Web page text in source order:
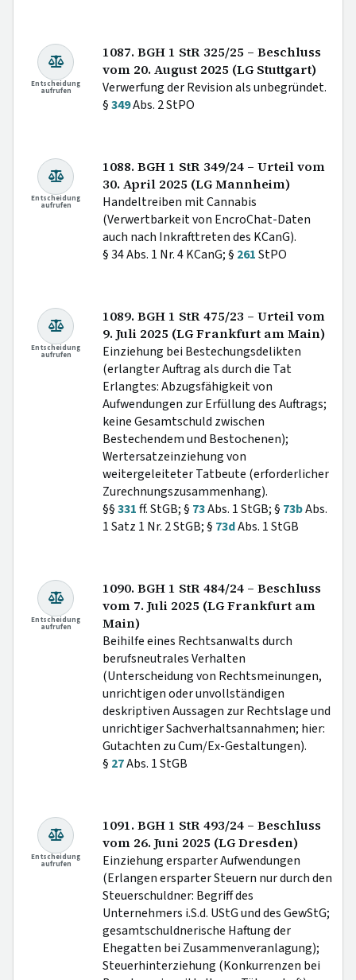
Entscheidung
aufrufen
1087. BGH 1 StR 325/25 – Beschluss
vom 20. August 2025 (LG Stuttgart)
Verwerfung der Revision als unbegründet.
§349Abs. 2 StPO
Entscheidung
aufrufen
1088. BGH 1 StR 349/24 – Urteil vom
30. April 2025 (LG Mannheim)
Handeltreiben mit Cannabis
(Verwertbarkeit von EncroChat-Daten
auch nach Inkrafttreten des KCanG).
§ 34 Abs. 1 Nr. 4 KCanG; § 261StPO
Entscheidung
aufrufen
1089. BGH 1 StR 475/23 – Urteil vom
9. Juli 2025 (LG Frankfurt am Main)
Einziehung bei Bestechungsdelikten
(erlangter Auftrag als durch die Tat
Erlangtes: Abzugsfähigkeit von
Aufwendungen zur Erfüllung des Auftrags;
keine Gesamtschuld zwischen
Bestechendem und Bestochenen);
Wertersatzeinziehung von
weitergeleiteter Tatbeute (erforderlicher
Zurechnungszusammenhang).
§§331ff. StGB; § 73Abs. 1 StGB; § 73bAbs.
1 Satz 1 Nr. 2 StGB; § 73dAbs. 1 StGB
Entscheidung
aufrufen
1090. BGH 1 StR 484/24 – Beschluss
vom 7. Juli 2025 (LG Frankfurt am
Main)
Beihilfe eines Rechtsanwalts durch
berufsneutrales Verhalten
(Unterscheidung von Rechtsmeinungen,
unrichtigen oder unvollständigen
deskriptiven Aussagen zur Rechtslage und
unrichtiger Sachverhaltsannahmen; hier:
Gutachten zu Cum/Ex-Gestaltungen).
§ 27Abs. 1 StGB
Entscheidung
aufrufen
1091. BGH 1 StR 493/24 – Beschluss
vom 26. Juni 2025 (LG Dresden)
Einziehung ersparter Aufwendungen
(Erlangen ersparter Steuern nur durch den
Steuerschuldner: Begriff des
Unternehmers i.S.d. UStG und des GewStG;
gesamtschuldnerische Haftung der
Ehegatten bei Zusammenveranlagung);
Steuerhinterziehung (Konkurrenzen bei